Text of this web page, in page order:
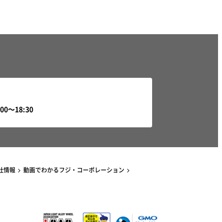
情報 動画でわかるフジ・コーポレーション